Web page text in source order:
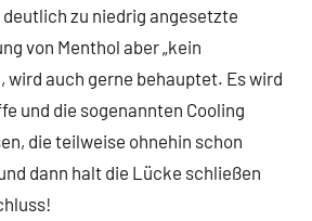
zu niedrig angesetzte
von Menthol aber „kein
wird auch gerne behauptet. Es wird
und die sogenannten Cooling
die teilweise ohnehin schon
dann halt die Lücke schließen